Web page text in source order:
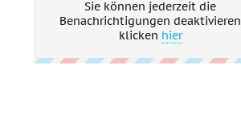
Sie können jederzeit die
Benachrichtigungen deaktivieren
klicken hier